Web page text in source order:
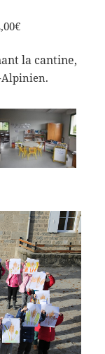
la cantine,